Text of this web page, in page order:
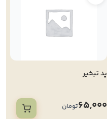
پد تبخیر
65,000تومان